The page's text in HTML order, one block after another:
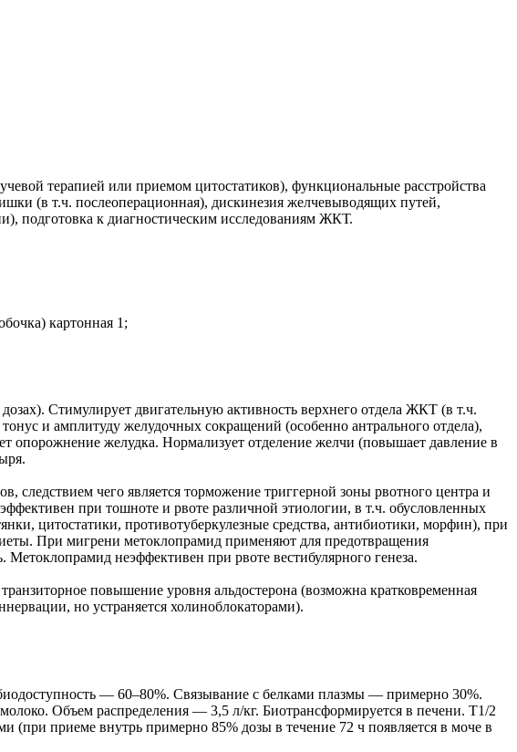
терапией или приемом цитостатиков), функциональные расстройства
(в т.ч. послеоперационная), дискинезия желчевыводящих путей,
подготовка к диагностическим исследованиям ЖКТ.
картонная 1;
Стимулирует двигательную активность верхнего отдела ЖКТ (в т.ч.
и амплитуду желудочных сокращений (особенно антрального отдела),
опорожнение желудка. Нормализует отделение желчи (повышает давление в
следствием чего является торможение триггерной зоны рвотного центра и
при тошноте и рвоте различной этиологии, в т.ч. обусловленных
цитостатики, противотуберкулезные средства, антибиотики, морфин), при
При мигрени метоклопрамид применяют для предотвращения
неэффективен при рвоте вестибулярного генеза.
повышение уровня альдостерона (возможна кратковременная
но устраняется холиноблокаторами).
— 60–80%. Связывание с белками плазмы — примерно 30%.
Объем распределения — 3,5 л/кг. Биотрансформируется в печени. T1/2
приеме внутрь примерно 85% дозы в течение 72 ч появляется в моче в